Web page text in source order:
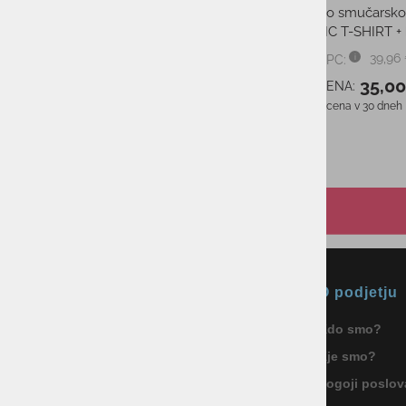
O podjetju
Kdo smo?
Kje smo?
Pogoji